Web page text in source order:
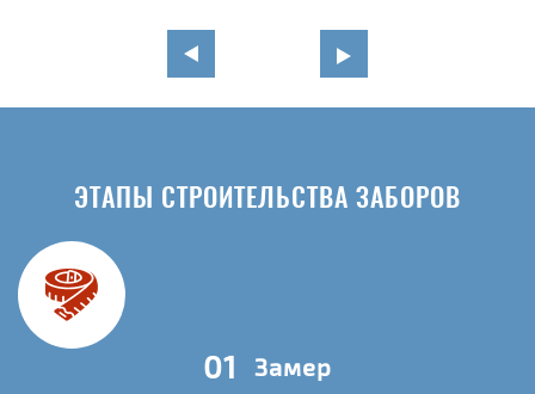
ЭТАПЫ СТРОИТЕЛЬСТВА ЗАБОРОВ
01 Замер